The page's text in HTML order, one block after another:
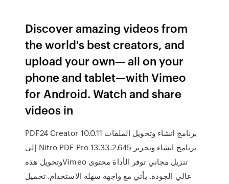
Discover amazing videos from
the world's best creators, and
upload your own— all on your
phone and tablet—with Vimeo
for Android. Watch and share
videos in
PDF24 Creator 10.0.11 برنامج انشاء وتحويل الملفات
إلى Nitro PDF Pro 13.33.2.645 برنامج انشاء وتحرير
وتحويل هذهVimeo تنزيل مجاني توفر الأداة محتوى
عالي الجودة. يأتي مع واجهة سهلة الاستخدام. تحميل